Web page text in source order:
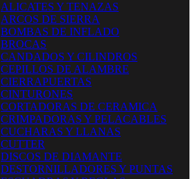
ALICATES Y TENAZAS
ARCOS DE SIERRA
BOMBAS DE INFLADO
BROCAS
CANDADOS Y CILINDROS
CEPILLOS DE ALAMBRE
CIERRAPUERTAS
CINTURONES
CORTADORAS DE CERAMICA
CRIMPADORAS Y PELACABLES
CUCHARAS Y LLANAS
CUTTER
DISCOS DE DIAMANTE
DESTORNILLADORES Y PUNTAS